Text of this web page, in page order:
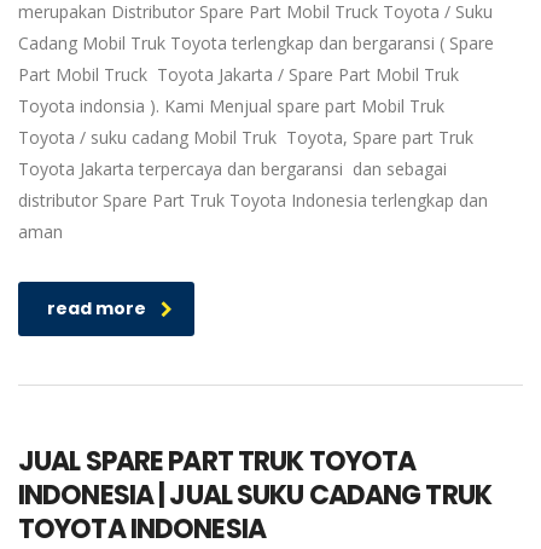
merupakan Distributor Spare Part Mobil Truck Toyota / Suku
Cadang Mobil Truk Toyota terlengkap dan bergaransi ( Spare
Part Mobil Truck Toyota Jakarta / Spare Part Mobil Truk
Toyota indonsia ). Kami Menjual spare part Mobil Truk
Toyota / suku cadang Mobil Truk Toyota, Spare part Truk
Toyota Jakarta terpercaya dan bergaransi dan sebagai
distributor Spare Part Truk Toyota Indonesia terlengkap dan
aman
read more
JUAL SPARE PART TRUK TOYOTA
INDONESIA | JUAL SUKU CADANG TRUK
TOYOTA INDONESIA